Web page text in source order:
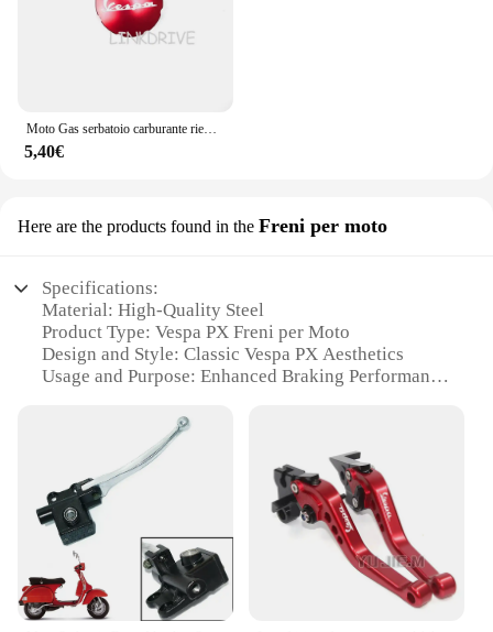
Moto Gas serbatoio carburante riempimento tappo olio copertura accessori per Vespa Gts 300 GTV 250 Sprint Primavera 150 LX LXV S150
5,40€
Here are the products found in the Freni per moto
Specifications:
Material: High-Quality Steel
Product Type: Vespa PX Freni per Moto
Design and Style: Classic Vespa PX Aesthetics
Usage and Purpose: Enhanced Braking Performance
Typical Adaptive Scenario: Urban and Off-Road
Performance and Property: Durable and Reliable
Features:
**Enhanced Braking Performance**
Upgrade your Vespa PX with our premium Vespa PX
Freni per Moto, designed to deliver superior
braking performance in any scenario. Crafted from
robust steel, these brake sets are built to withstand